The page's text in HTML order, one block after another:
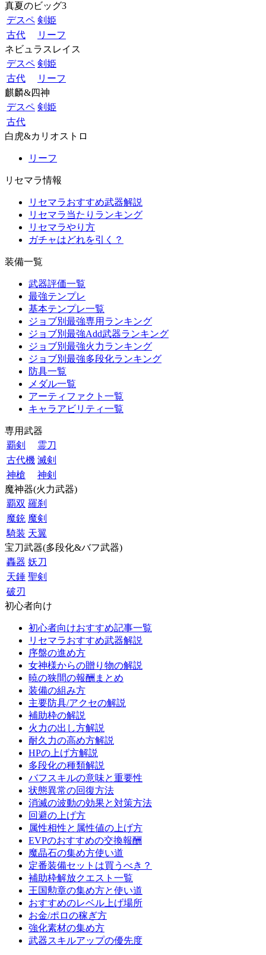
真夏のビッグ3
デスペ 剣姫
古代
リーフ
ネビュラスレイス
デスペ 剣姫
古代
リーフ
麒麟&四神
デスペ 剣姫
古代
白虎&カリオストロ
リーフ
リセマラ情報
リセマラおすすめ武器解説
リセマラ当たりランキング
リセマラやり方
ガチャはどれを引く？
装備一覧
武器評価一覧
最強テンプレ
基本テンプレ一覧
ジョブ別最強専用ランキング
ジョブ別最強Add武器ランキング
ジョブ別最強火力ランキング
ジョブ別最強多段化ランキング
防具一覧
メダル一覧
アーティファクト一覧
キャラアビリティ一覧
専用武器
覇剣
霊刀
古代機 滅剣
神槍
神剣
魔神器(火力武器)
覇双 羅刹
魔銃 魔剣
騎装 天翼
宝刀武器(多段化&バフ武器)
轟器 妖刀
天錘 聖剣
破刃
初心者向け
初心者向けおすすめ記事一覧
リセマラおすすめ武器解説
序盤の進め方
女神様からの贈り物の解説
暁の狭間の報酬まとめ
装備の組み方
主要防具/アクセの解説
補助枠の解説
火力の出し方解説
耐久力の高め方解説
HPの上げ方解説
多段化の種類解説
バフスキルの意味と重要性
状態異常の回復方法
消滅の波動の効果と対策方法
回避の上げ方
属性相性と属性値の上げ方
EVPのおすすめの交換報酬
魔晶石の集め方使い道
定番装備セットは買うべき？
補助枠解放クエスト一覧
王国勲章の集め方と使い道
おすすめのレベル上げ場所
お金/ポロの稼ぎ方
強化素材の集め方
武器スキルアップの優先度